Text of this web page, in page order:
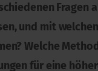
Fragen
und mit
Welche
für eine